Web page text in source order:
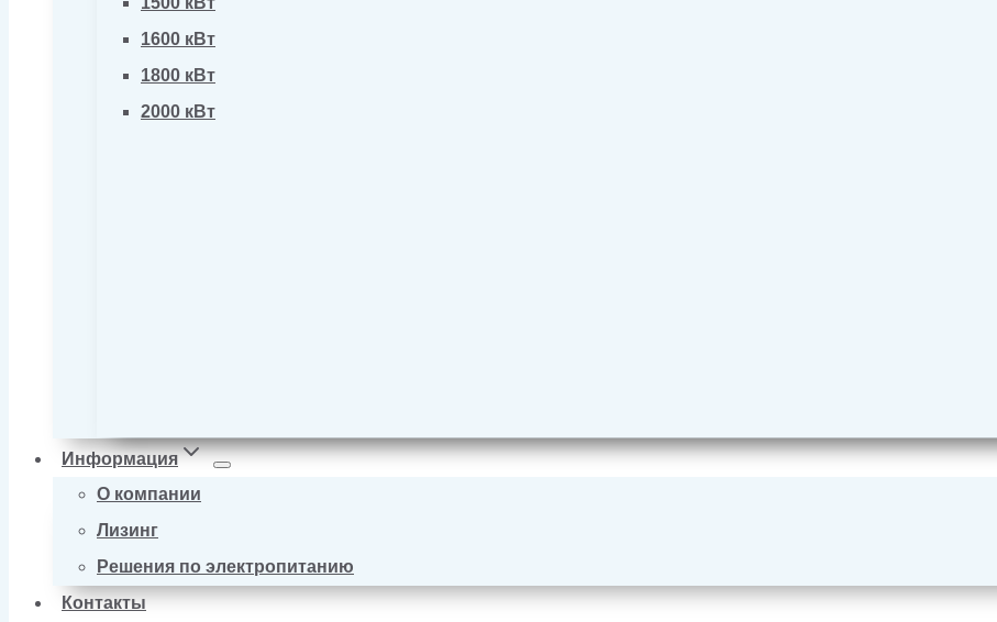
1600 кВт
1800 кВт
2000 кВт
Информация
О компании
Лизинг
Решения по электропитанию
Контакты